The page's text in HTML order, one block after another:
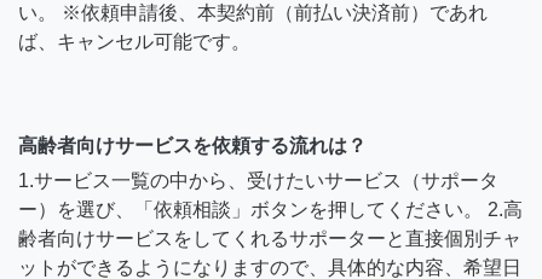
い。 ※依頼申請後、本契約前（前払い決済前）であれ
ば、キャンセル可能です。
高齢者向けサービスを依頼する流れは？
1.サービス一覧の中から、受けたいサービス（サポータ
ー）を選び、「依頼相談」ボタンを押してください。 2.高
齢者向けサービスをしてくれるサポーターと直接個別チャ
ットができるようになりますので、具体的な内容、希望日